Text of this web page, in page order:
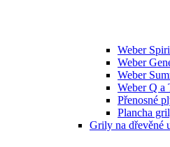
Weber
Weber
Weber
Weber Q a
Přenosné
Plancha
Grily na dřevěné